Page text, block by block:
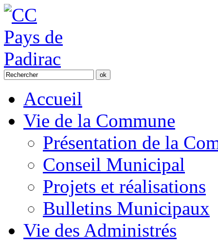
Accueil
Vie de la Commune
Présentation de la
Conseil Municipal
Projets et réalisations
Bulletins Municipaux
Vie des Administrés